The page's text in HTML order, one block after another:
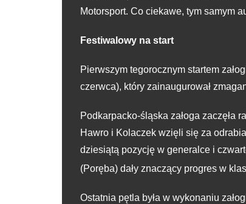
Motorsport. Co ciekawe, tym samym
Festiwalowy na start
Pierwszym tegorocznym startem
czerwca), który zainaugurował
Podkarpacko-śląska załoga zaczęła
Hawro i Kolaczek wzięli się za
dziesiątą pozycję w generalce i
(Poręba) dały znaczący progres w
Ostatnia pętla była w wykonaniu